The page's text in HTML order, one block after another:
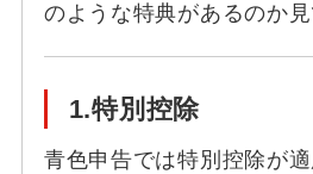
のような特典があるのか見
1.特別控除
青色申告では特別控除が適